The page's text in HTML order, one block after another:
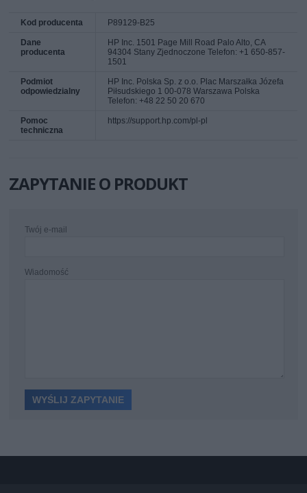
Kod producenta P89129-B25
Dane
producenta
HP Inc. 1501 Page Mill Road Palo Alto, CA
94304 Stany Zjednoczone Telefon: +1 650-857-
1501
Podmiot
odpowiedzialny
HP Inc. Polska Sp. z o.o. Plac Marszałka Józefa
Piłsudskiego 1 00-078 Warszawa Polska
Telefon: +48 22 50 20 670
Pomoc
techniczna
https://support.hp.com/pl-pl
ZAPYTANIE O PRODUKT
Twój e-mail
Wiadomość